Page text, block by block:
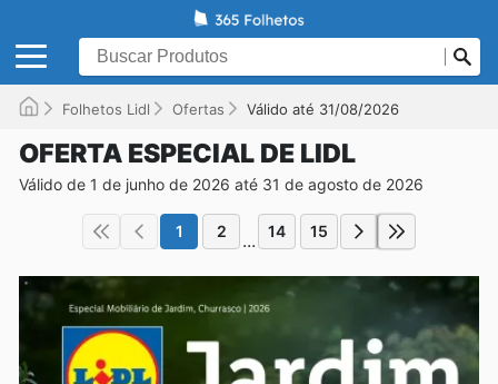
Folhetos Lidl Ofertas Válido até 31/08/2026
OFERTA ESPECIAL DE LIDL
Válido de 1 de junho de 2026 até 31 de agosto de 2026
1 2 ... 14 15